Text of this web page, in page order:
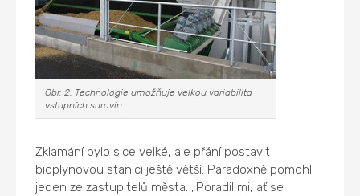
Obr. 2: Technologie umožňuje velkou variabilita
vstupních surovin
Zklamání bylo sice velké, ale přání postavit
bioplynovou stanici ještě větší. Paradoxně pomohl
jeden ze zastupitelů města. „Poradil mi, ať se